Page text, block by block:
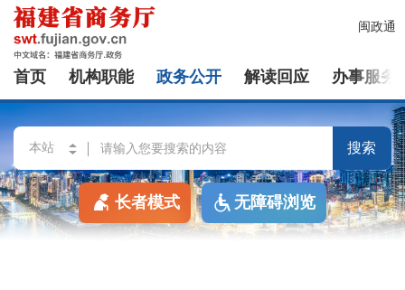
闽政通
首页 机构职能 政务公开 解读回应 办事服务
搜索
长者模式 无障碍浏览